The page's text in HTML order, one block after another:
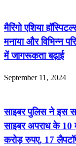
मैरिंगो एशिया
मनाया और विभिन्न
में जागरूकता बढ़ाई
September 11, 2024
साइबर पुलिस ने इस
साइबर अपराध के 10
करोड़ रुपए, 17